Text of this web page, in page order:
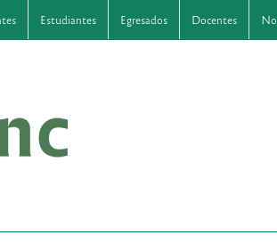
Estudiantes Egresados Docentes